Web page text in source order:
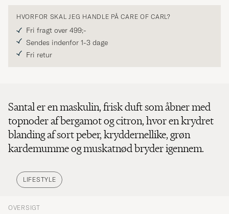
HVORFOR SKAL JEG HANDLE PÅ CARE OF CARL?
Fri fragt over 499;-
Sendes indenfor 1-3 dage
Fri retur
Santal er en maskulin, frisk duft som åbner med
topnoder af bergamot og citron, hvor en krydret
blanding af sort peber, kryddernellike, grøn
kardemumme og muskatnød bryder igennem.
LIFESTYLE
OVERSIGT